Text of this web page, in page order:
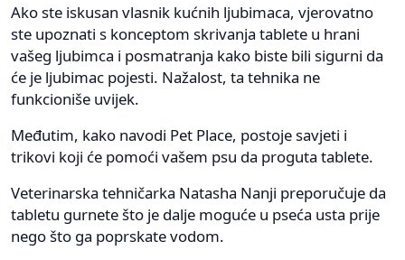
Ako ste iskusan vlasnik kućnih ljubimaca, vjerovatno
ste upoznati s konceptom skrivanja tablete u hrani
vašeg ljubimca i posmatranja kako biste bili sigurni da
će je ljubimac pojesti. Nažalost, ta tehnika ne
funkcioniše uvijek.
Međutim, kako navodi Pet Place, postoje savjeti i
trikovi koji će pomoći vašem psu da proguta tablete.
Veterinarska tehničarka Natasha Nanji preporučuje da
tabletu gurnete što je dalje moguće u pseća usta prije
nego što ga poprskate vodom.